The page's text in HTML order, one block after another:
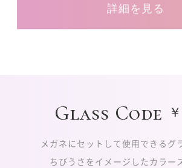
詳細を見る
Glass Code
メガネにセットして使用できるグ
ちびうさをイメージしたカラー